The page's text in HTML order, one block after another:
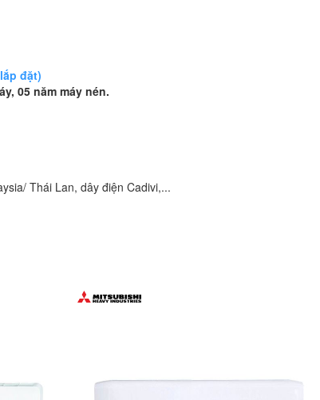
đặt)
05 năm máy nén.
Thái Lan, dây điện Cadivi,...